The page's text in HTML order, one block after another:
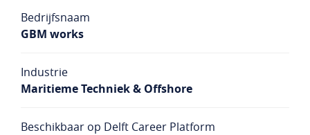
Bedrijfsnaam
GBM works
Industrie
Maritieme Techniek & Offshore
Beschikbaar op Delft Career Platform